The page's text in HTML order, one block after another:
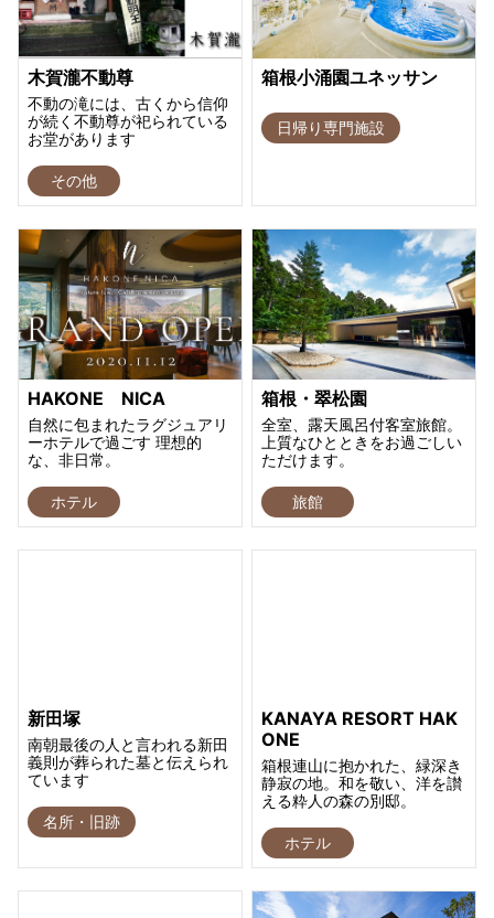
木賀瀧不動尊
不動の滝には、古くから信仰
が続く不動尊が祀られている
お堂があります
その他
箱根小涌園ユネッサン
日帰り専門施設
HAKONE NICA
自然に包まれたラグジュアリ
ーホテルで過ごす 理想的
な、非日常。
ホテル
箱根・翠松園
全室、露天風呂付客室旅館。
上質なひとときをお過ごしい
ただけます。
旅館
新田塚
南朝最後の人と言われる新田
義則が葬られた墓と伝えられ
ています
名所・旧跡
KANAYA RESORT HAK
ONE
箱根連山に抱かれた、緑深き
静寂の地。和を敬い、洋を讃
える粋人の森の別邸。
ホテル